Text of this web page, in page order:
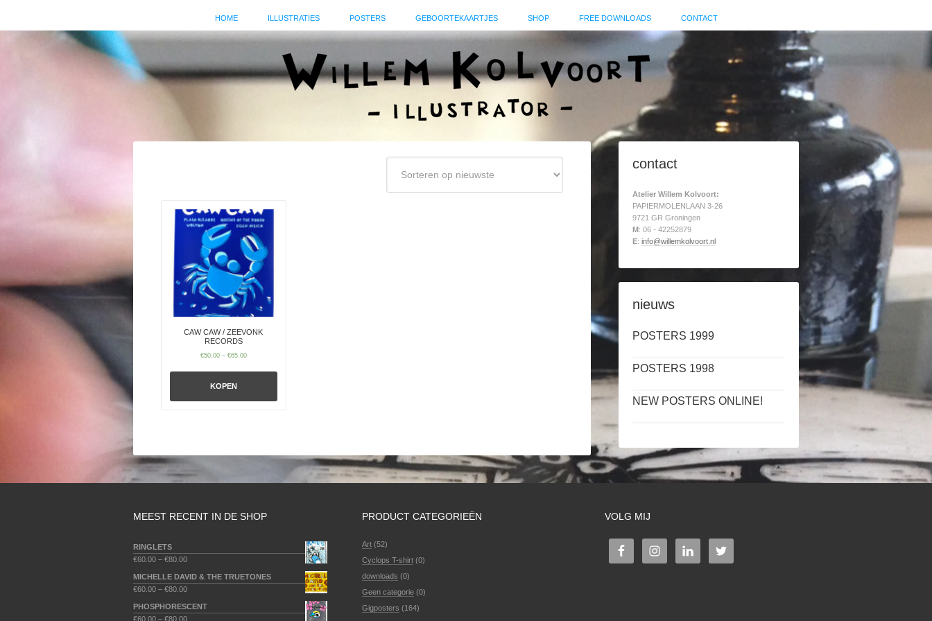
HOME ILLUSTRATIES POSTERS GEBOORTEKAARTJES SHOP FREE DOWNLOADS CONTACT
CAW CAW / ZEEVONK
RECORDS
€50.00– €65.00
KOPEN
contact
Atelier Willem Kolvoort:
PAPIERMOLENLAAN 3-26
9721 GR Groningen
M: 06 - 42252879
E: info@willemkolvoort.nl
nieuws
POSTERS 1999
POSTERS 1998
NEW POSTERS ONLINE!
MEEST RECENT IN DE SHOP
RINGLETS
€60.00 – €80.00
MICHELLE DAVID & THE TRUETONES
€60.00 – €80.00
PHOSPHORESCENT
€60.00 – €80.00
PRODUCT CATEGORIEËN
Art (52)
Cyclops T-shirt (0)
downloads (0)
Geen categorie (0)
Gigposters (164)
VOLG MIJ